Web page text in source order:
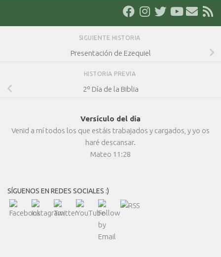
SIGUIENTE HISTORIA
Presentación de Ezequiel
HISTORIA PREVIA
2º Día de la Biblia
Versículo del día
Venid a mí todos los que estáis trabajados y cargados, y yo os
haré descansar.
Mateo 11:28
SÍGUENOS EN REDES SOCIALES :)